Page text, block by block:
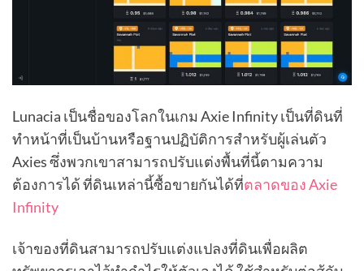
Lunacia เป็นชื่อของโลกในเกม Axie Infinity เป็นที่ดินที่
ทำหน้าที่เป็นบ้านหรือฐานปฏิบัติการสำหรับผู้เล่นตัว
Axies ซึ่งพวกเขาสามารถปรับแต่งพื้นที่นี้ตามความ
ต้องการได้ ที่ดินเหล่านี้ซื้อขายกันได้ที่ตลาดของ Axie
Infinity
เจ้าของที่ดินสามารถปรับแต่งแปลงที่ดินเพื่อผลิต